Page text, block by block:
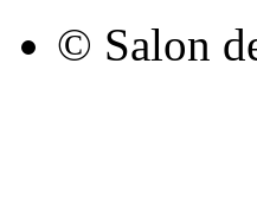
© Salon